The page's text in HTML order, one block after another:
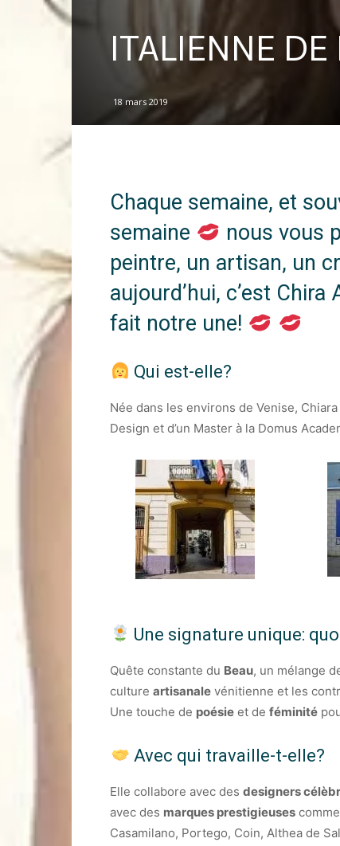
ITALIENNE DE
18 mars 2019
Chaque semaine, et
semaine
nous vous
peintre, un artisan, un
aujourd’hui, c’est
fait notre une!
Qui est-elle?
Née dans les environs de Venise,
Design et d’un Master à la Domus
Une signature unique:
Quête constante du Beau, un mélange
culture artisanale vénitienne et les
Une touche de poésie et de féminité
Avec qui travaille-t-elle?
Elle collabore avec des designers
avec des marques prestigieuses
Casamilano, Portego, Coin, Althea de